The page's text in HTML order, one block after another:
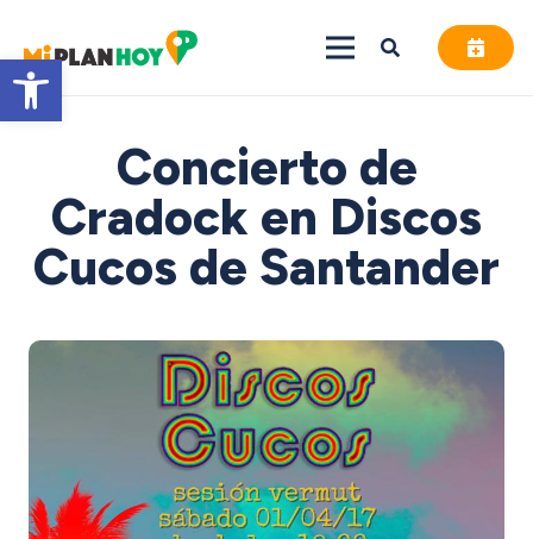
Abrir barra de herramientas
Concierto de
Cradock en Discos
Cucos de Santander